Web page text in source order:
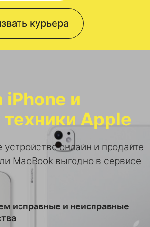
курьера
iPhone и
техники Apple
онлайн и продайте
MacBook выгодно в сервисе
исправные и неисправные